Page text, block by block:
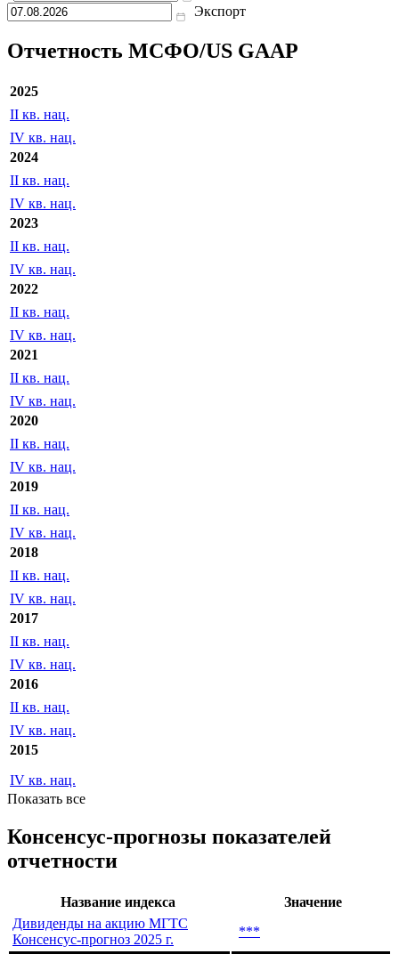
Экспорт
Отчетность МСФО/US GAAP
2025
II кв. нац.
IV кв. нац.
2024
II кв. нац.
IV кв. нац.
2023
II кв. нац.
IV кв. нац.
2022
II кв. нац.
IV кв. нац.
2021
II кв. нац.
IV кв. нац.
2020
II кв. нац.
IV кв. нац.
2019
II кв. нац.
IV кв. нац.
2018
II кв. нац.
IV кв. нац.
2017
II кв. нац.
IV кв. нац.
2016
II кв. нац.
IV кв. нац.
2015
IV кв. нац.
Показать все
Консенсус-прогнозы показателей
отчетности
Название индекса
Значение
Дивиденды на акцию МГТС
Консенсус-прогноз 2025 г.
***